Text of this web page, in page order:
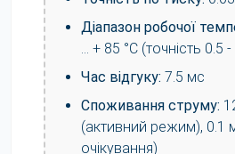
Діапазон робочої
... + 85 °C (точність 0.5 -
Час відгуку: 7.5 мс
Споживання струму:
(активний режим), 0.1
очікування)